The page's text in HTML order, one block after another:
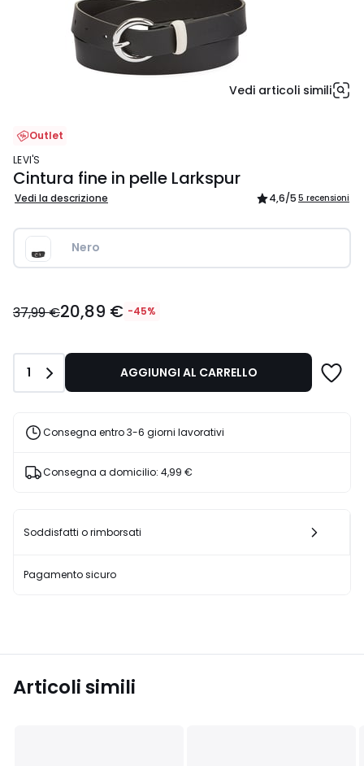
Vedi articoli simili
Outlet
LEVI'S
Cintura fine in pelle Larkspur
Vedi la descrizione 4,6/5 5 recensioni
Nero
€
45%
sconto
applicato.
37,99 €20,89 € -45%
Quantità
1 AGGIUNGI AL CARRELLO
Consegna entro 3-6 giorni lavorativi
Consegna a domicilio: 4,99 €
Soddisfatti o rimborsati
Pagamento sicuro
Articoli simili